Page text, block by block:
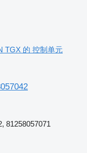
TGX 的 控制单元
81258057071